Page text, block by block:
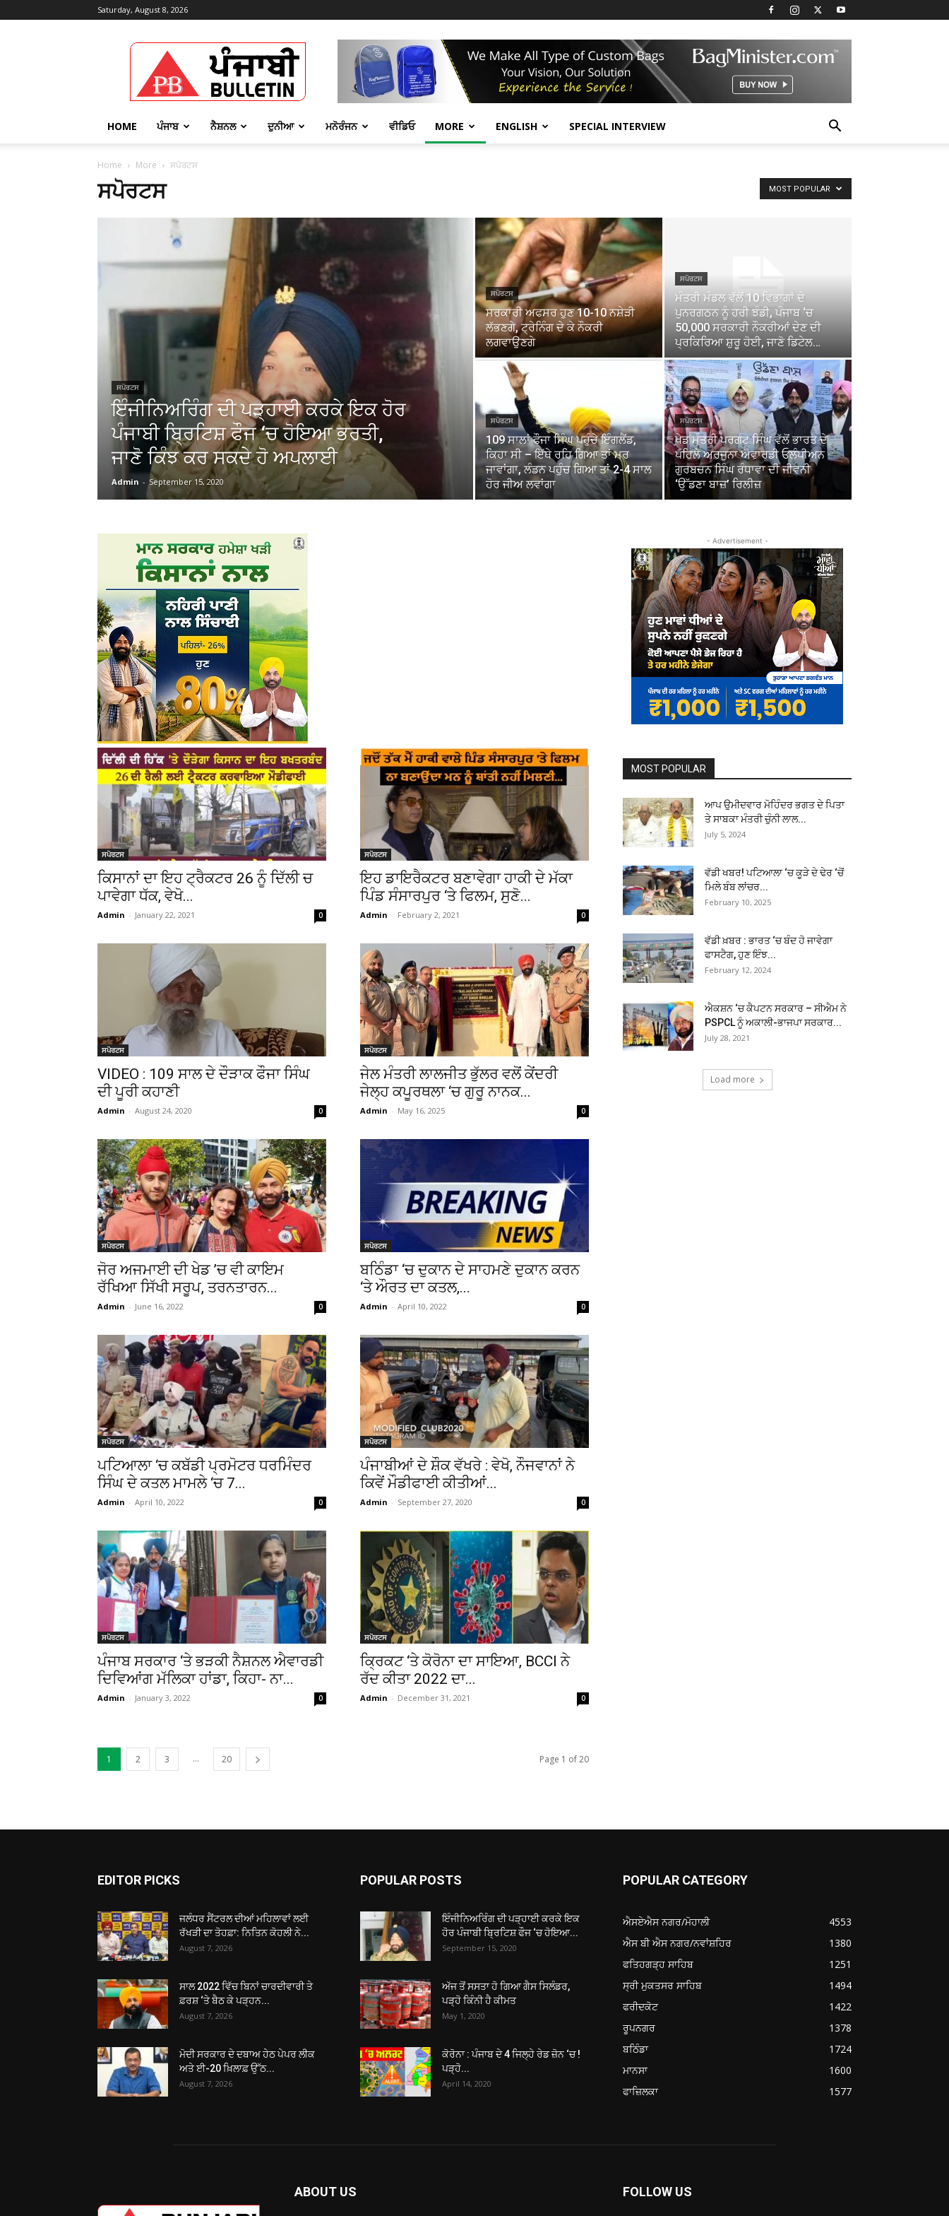
Saturday, August 8, 2026
Punjabi
Bulletin
HOME ਪੰਜਾਬ ਨੈਸ਼ਨਲ ਦੁਨੀਆ ਮਨੋਰੰਜਨ ਵੀਡਿਓ MORE ENGLISH SPECIAL INTERVIEW
Home More ਸਪੋਰਟਸ
ਸਪੋਰਟਸ MOST POPULAR
ਸਪੋਰਟਸ
ਇੰਜੀਨਿਅਰਿੰਗ ਦੀ ਪੜ੍ਹਾਈ ਕਰਕੇ ਇਕ ਹੋਰ
ਪੰਜਾਬੀ ਬ੍ਰਿਟਿਸ਼ ਫੌਜ ‘ਚ ਹੋਇਆ ਭਰਤੀ,
ਜਾਣੋ ਕਿੰਝ ਕਰ ਸਕਦੇ ਹੋ ਅਪਲਾਈ
Admin - September 15, 2020
ਸਪੋਰਟਸ
ਸਰਕਾਰੀ ਅਫਸਰ ਹੁਣ 10-10 ਨਸ਼ੇੜੀ
ਲੱਭਣਗੇ, ਟ੍ਰੇਨਿੰਗ ਦੇ ਕੇ ਨੌਕਰੀ
ਲਗਵਾਉਣਗੇ
ਸਪੋਰਟਸ
ਮੰਤਰੀ ਮੰਡਲ ਵੱਲੋਂ 10 ਵਿਭਾਗਾਂ ਦੇ
ਪੁਨਰਗਠਨ ਨੂੰ ਹਰੀ ਝੰਡੀ, ਪੰਜਾਬ ‘ਚ
50,000 ਸਰਕਾਰੀ ਨੌਕਰੀਆਂ ਦੇਣ ਦੀ
ਪ੍ਰਕਿਰਿਆ ਸ਼ੁਰੂ ਹੋਈ, ਜਾਣੋ ਡਿਟੇਲ…
ਸਪੋਰਟਸ
109 ਸਾਲਾਂ ਫੌਜਾ ਸਿੰਘ ਪਹੁੰਚੇ ਇੰਗਲੈਂਡ,
ਕਿਹਾ ਸੀ – ਇੱਥੇ ਰਹਿ ਗਿਆ ਤਾਂ ਮਰ
ਜਾਵਾਂਗਾ, ਲੰਡਨ ਪਹੁੰਚ ਗਿਆ ਤਾਂ 2-4 ਸਾਲ
ਹੋਰ ਜੀਅ ਲਵਾਂਗਾ
ਸਪੋਰਟਸ
ਖੇਡ ਮੰਤਰੀ ਪਰਗਟ ਸਿੰਘ ਵੱਲੋਂ ਭਾਰਤ ਦੇ
ਪਹਿਲੇ ਅਰਜੁਨਾ ਐਵਾਰਡੀ ਓਲੰਪੀਅਨ
ਗੁਰਬਚਨ ਸਿੰਘ ਰੰਧਾਵਾ ਦੀ ਜੀਵਨੀ
‘ਉੱਡਣਾ ਬਾਜ਼’ ਰਿਲੀਜ਼
ਸਪੋਰਟਸ
ਕਿਸਾਨਾਂ ਦਾ ਇਹ ਟ੍ਰੈਕਟਰ 26 ਨੂੰ ਦਿੱਲੀ ਚ
ਪਾਵੇਗਾ ਧੱਕ, ਵੇਖੋ...
Admin - January 22, 2021 0
ਸਪੋਰਟਸ
ਇਹ ਡਾਇਰੈਕਟਰ ਬਣਾਵੇਗਾ ਹਾਕੀ ਦੇ ਮੱਕਾ
ਪਿੰਡ ਸੰਸਾਰਪੁਰ ‘ਤੇ ਫਿਲਮ, ਸੁਣੋ...
Admin - February 2, 2021 0
ਸਪੋਰਟਸ
VIDEO : 109 ਸਾਲ ਦੇ ਦੌੜਾਕ ਫੌਜਾ ਸਿੰਘ
ਦੀ ਪੂਰੀ ਕਹਾਣੀ
Admin - August 24, 2020 0
ਸਪੋਰਟਸ
ਜੇਲ ਮੰਤਰੀ ਲਾਲਜੀਤ ਭੁੱਲਰ ਵਲੋਂ ਕੇਂਦਰੀ
ਜੇਲ੍ਹ ਕਪੂਰਥਲਾ ‘ਚ ਗੁਰੂ ਨਾਨਕ...
Admin - May 16, 2025 0
ਸਪੋਰਟਸ
ਜੋਰ ਅਜਮਾਈ ਦੀ ਖੇਡ ’ਚ ਵੀ ਕਾਇਮ
ਰੱਖਿਆ ਸਿੱਖੀ ਸਰੂਪ, ਤਰਨਤਾਰਨ...
Admin - June 16, 2022 0
ਸਪੋਰਟਸ
ਬਠਿੰਡਾ ‘ਚ ਦੁਕਾਨ ਦੇ ਸਾਹਮਣੇ ਦੁਕਾਨ ਕਰਨ
‘ਤੇ ਔਰਤ ਦਾ ਕਤਲ,...
Admin - April 10, 2022 0
ਸਪੋਰਟਸ
ਪਟਿਆਲਾ ‘ਚ ਕਬੱਡੀ ਪ੍ਰਮੋਟਰ ਧਰਮਿੰਦਰ
ਸਿੰਘ ਦੇ ਕਤਲ ਮਾਮਲੇ ‘ਚ 7...
Admin - April 10, 2022 0
ਸਪੋਰਟਸ
ਪੰਜਾਬੀਆਂ ਦੇ ਸ਼ੌਕ ਵੱਖਰੇ : ਵੇਖੋ, ਨੌਜਵਾਨਾਂ ਨੇ
ਕਿਵੇਂ ਮੌਡੀਫਾਈ ਕੀਤੀਆਂ...
Admin - September 27, 2020 0
ਸਪੋਰਟਸ
ਪੰਜਾਬ ਸਰਕਾਰ ‘ਤੇ ਭੜਕੀ ਨੈਸ਼ਨਲ ਐਵਾਰਡੀ
ਦਿਵਿਆਂਗ ਮੱਲਿਕਾ ਹਾਂਡਾ, ਕਿਹਾ- ਨਾ...
Admin - January 3, 2022 0
ਸਪੋਰਟਸ
ਕ੍ਰਿਕਟ ‘ਤੇ ਕੋਰੋਨਾ ਦਾ ਸਾਇਆ, BCCI ਨੇ
ਰੱਦ ਕੀਤਾ 2022 ਦਾ...
Admin - December 31, 2021 0
1 2 3 ... 20 Page 1 of 20
- Advertisement -
MOST POPULAR
ਆਪ ਉਮੀਦਵਾਰ ਮੋਹਿੰਦਰ ਭਗਤ ਦੇ ਪਿਤਾ
ਤੇ ਸਾਬਕਾ ਮੰਤਰੀ ਚੁੰਨੀ ਲਾਲ...
July 5, 2024
ਵੱਡੀ ਖਬਰ! ਪਟਿਆਲਾ ‘ਚ ਕੂੜੇ ਦੇ ਢੇਰ ‘ਚੋਂ
ਮਿਲੇ ਬੰਬ ਲਾਂਚਰ...
February 10, 2025
ਵੱਡੀ ਖ਼ਬਰ : ਭਾਰਤ ‘ਚ ਬੰਦ ਹੋ ਜਾਵੇਗਾ
ਫਾਸਟੈਗ, ਹੁਣ ਇੰਝ...
February 12, 2024
ਐਕਸ਼ਨ ‘ਚ ਕੈਪਟਨ ਸਰਕਾਰ – ਸੀਐਮ ਨੇ
PSPCL ਨੂੰ ਅਕਾਲੀ-ਭਾਜਪਾ ਸਰਕਾਰ...
July 28, 2021
Load more
EDITOR PICKS
ਜਲੰਧਰ ਸੈਂਟਰਲ ਦੀਆਂ ਮਹਿਲਾਵਾਂ ਲਈ
ਰੱਖੜੀ ਦਾ ਤੋਹਫ਼ਾ: ਨਿਤਿਨ ਕੋਹਲੀ ਨੇ...
August 7, 2026
ਸਾਲ 2022 ਵਿੱਚ ਬਿਨਾਂ ਚਾਰਦੀਵਾਰੀ ਤੇ
ਫ਼ਰਸ਼ ‘ਤੇ ਬੈਠ ਕੇ ਪੜ੍ਹਨ...
August 7, 2026
ਮੋਦੀ ਸਰਕਾਰ ਦੇ ਦਬਾਅ ਹੇਠ ਪੇਪਰ ਲੀਕ
ਅਤੇ ਈ-20 ਖ਼ਿਲਾਫ਼ ਉੱਠ...
August 7, 2026
POPULAR POSTS
ਇੰਜੀਨਿਅਰਿੰਗ ਦੀ ਪੜ੍ਹਾਈ ਕਰਕੇ ਇਕ
ਹੋਰ ਪੰਜਾਬੀ ਬ੍ਰਿਟਿਸ਼ ਫੌਜ ‘ਚ ਹੋਇਆ...
September 15, 2020
ਅੱਜ ਤੋਂ ਸਸਤਾ ਹੋ ਗਿਆ ਗੈਸ ਸਿਲੰਡਰ,
ਪੜ੍ਹੋ ਕਿੰਨੀ ਹੈ ਕੀਮਤ
May 1, 2020
ਕੋਰੋਨਾ : ਪੰਜਾਬ ਦੇ 4 ਜਿਲ੍ਹੇ ਰੇਡ ਜ਼ੋਨ ‘ਚ !
ਪੜ੍ਹੋ...
April 14, 2020
POPULAR CATEGORY
ਐਸਏਐਸ ਨਗਰ/ਮੋਹਾਲੀ
4553
ਐਸ ਬੀ ਐਸ ਨਗਰ/ਨਵਾਂਸ਼ਹਿਰ
1380
ਫਤਿਹਗੜ੍ਹ ਸਾਹਿਬ
1251
ਸ੍ਰੀ ਮੁਕਤਸਰ ਸਾਹਿਬ
1494
ਫਰੀਦਕੋਟ
1422
ਰੂਪਨਗਰ
1378
ਬਠਿੰਡਾ
1724
ਮਾਨਸਾ
1600
ਫਾਜ਼ਿਲਕਾ
1577
ABOUT US FOLLOW US